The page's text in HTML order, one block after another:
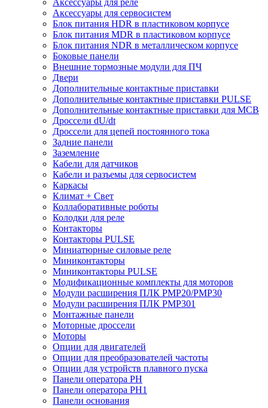
Аксессуары для реле
Аксессуары для сервосистем
Блок питания HDR в пластиковом корпусе
Блок питания MDR в пластиковом корпусе
Блок питания NDR в металлическом корпусе
Боковые панели
Внешние тормозные модули для ПЧ
Двери
Дополнительные контактные приставки
Дополнительные контактные приставки PULSE
Дополнительные контактные приставки для MCB
Дроссели dU/dt
Дроссели для цепей постоянного тока
Задние панели
Заземление
Кабели для датчиков
Кабели и разъемы для сервосистем
Каркасы
Климат + Свет
Коллаборативные роботы
Колодки для реле
Контакторы
Контакторы PULSE
Миниатюрные силовые реле
Миниконтакторы
Миниконтакторы PULSE
Модификационные комплекты для моторов
Модули расширения ПЛК PMP20/PMP30
Модули расширения ПЛК PMP301
Монтажные панели
Моторные дроссели
Моторы
Опции для двигателей
Опции для преобразователей частоты
Опции для устройств плавного пуска
Панели оператора PH
Панели оператора PH1
Панели основания